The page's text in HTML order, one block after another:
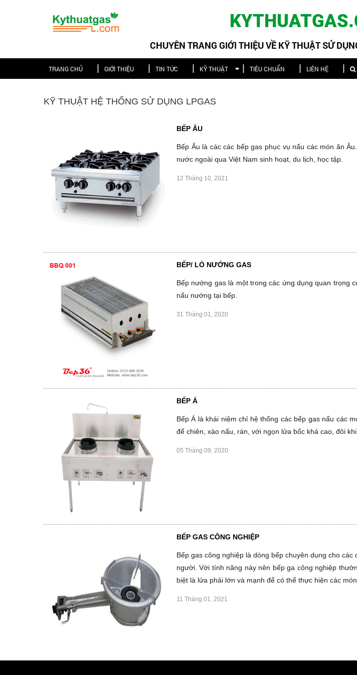
CHUYÊN TRANG GIỚI THIỆU VỀ KỸ THUẬT SỬ
TRANG CHỦ GIỚI THIỆU TIN TỨC KỸ THUẬT TIÊU CHUẨN LIÊN HỆ
KỸ THUẬT HỆ THỐNG SỬ DỤNG LPGAS
BẾP ÂU
Bếp Âu là các các bếp gas phục vụ nấu các món ăn
nước ngoài qua Việt Nam sinh hoạt, du lịch, học tập.
12 Tháng 10, 2021
BẾP/ LÒ NƯỚNG GAS
Bếp nướng gas là một trong các ứng dụng quan trọng
nấu nướng tại bếp.
31 Tháng 01, 2020
BẾP Á
Bếp Á là khái niệm chỉ hệ thống các bếp gas nấu các
để chiên, xào nấu, rán, với ngọn lửa bốc khá cao, đôi khi
05 Tháng 09, 2020
BẾP GAS CÔNG NGHIỆP
Bếp gas công nghiệp là dòng bếp chuyên dụng cho
người. Với tính năng này nên bếp ga công nghiệp
biệt là lửa phải lớn và mạnh để có thể thực hiện các
11 Tháng 01, 2021